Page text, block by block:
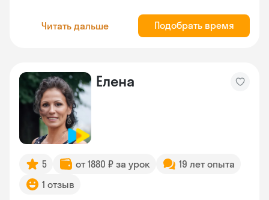
Читать дальше Подобрать время
Елена
5 от 1880 ₽ за урок
19 лет опыта
1 отзыв